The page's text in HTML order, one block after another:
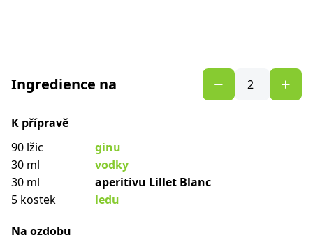
Ingredience na
K přípravě
90 lžic
ginu
30 ml
vodky
30 ml
aperitivu Lillet Blanc
5 kostek
ledu
Na ozdobu